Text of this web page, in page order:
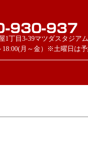
1丁目3-39マツダスタジア
18:00(月～金）※土曜日は予